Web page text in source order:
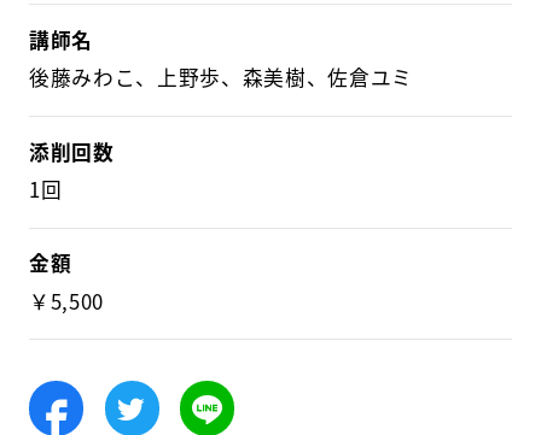
講師名
後藤みわこ、上野歩、森美樹、佐倉ユミ
添削回数
1回
金額
￥5,500